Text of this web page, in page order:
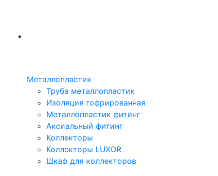
Металлопластик
Труба металлопластик
Изоляция гофрированная
Металлопластик фитинг
Аксиальный фитинг
Коллекторы
Коллекторы LUXOR
Шкаф для коллекторов